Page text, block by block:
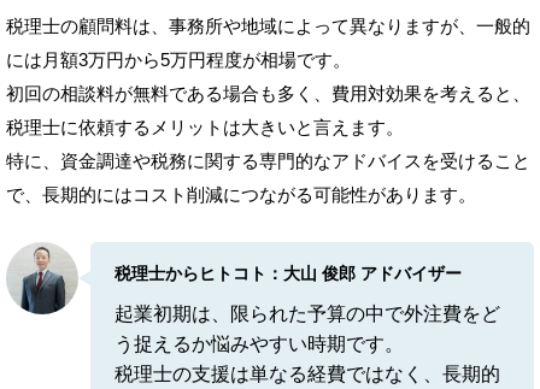
税理士の顧問料は、事務所や地域によって異なりますが、一般的
には月額3万円から5万円程度が相場です。
初回の相談料が無料である場合も多く、費用対効果を考えると、
税理士に依頼するメリットは大きいと言えます。
特に、資金調達や税務に関する専門的なアドバイスを受けること
で、長期的にはコスト削減につながる可能性があります。
税理士からヒトコト：大山 俊郎 アドバイザー
起業初期は、限られた予算の中で外注費をど
う捉えるか悩みやすい時期です。
税理士の支援は単なる経費ではなく、長期的